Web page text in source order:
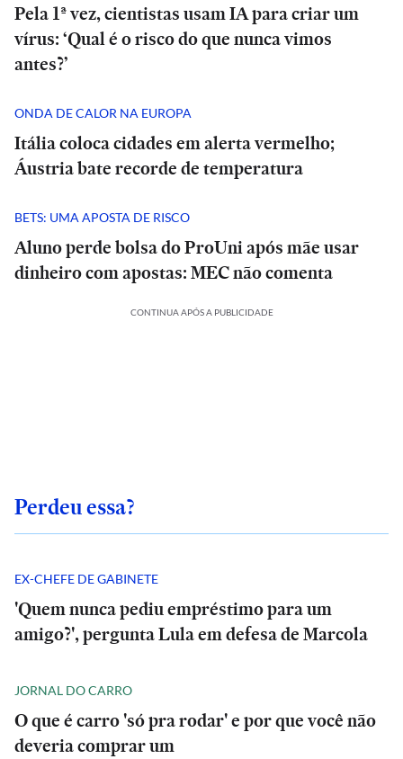
Pela 1ª vez, cientistas usam IA para criar um
vírus: ‘Qual é o risco do que nunca vimos
antes?’
ONDA DE CALOR NA EUROPA
Itália coloca cidades em alerta vermelho;
Áustria bate recorde de temperatura
BETS: UMA APOSTA DE RISCO
Aluno perde bolsa do ProUni após mãe usar
dinheiro com apostas: MEC não comenta
CONTINUA APÓS A PUBLICIDADE
Perdeu essa?
EX-CHEFE DE GABINETE
'Quem nunca pediu empréstimo para um
amigo?', pergunta Lula em defesa de Marcola
JORNAL DO CARRO
O que é carro 'só pra rodar' e por que você não
deveria comprar um